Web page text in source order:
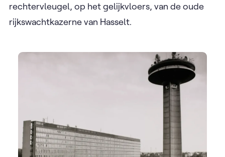
rechtervleugel, op het gelijkvloers, van de oude
rijkswachtkazerne van Hasselt.